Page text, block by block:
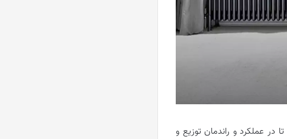
در عملکرد و راندمان توزیع و